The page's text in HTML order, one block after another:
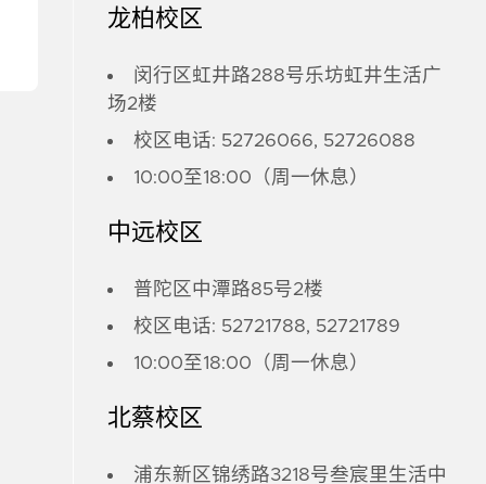
龙柏校区
闵行区虹井路288号乐坊虹井生活广
场2楼
校区电话: 52726066, 52726088
10:00至18:00（周一休息）
中远校区
普陀区中潭路85号2楼
校区电话: 52721788, 52721789
10:00至18:00（周一休息）
北蔡校区
浦东新区锦绣路3218号叁宸里生活中